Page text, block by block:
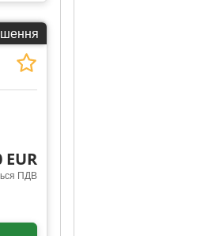
EUR
ПДВ